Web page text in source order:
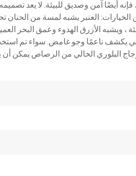
فإنه أيضًا آمن وصديق للبيئة. لا يعد
، ويشبه الأزرق الهدوء وعمق البحر
يكشف ناعمًا وجو غامض. سواء تم
البلوري الخالي من الرصاص يمكن